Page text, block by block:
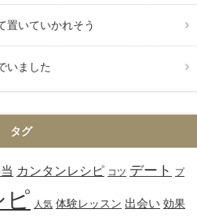
置いていかれそう
いました
タグ
カンタンレシピ コツ デート プ
ピ 人気 体験レッスン 出会い 効果